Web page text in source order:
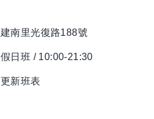
南里光復路188號
日班 / 10:00-21:30
新班表